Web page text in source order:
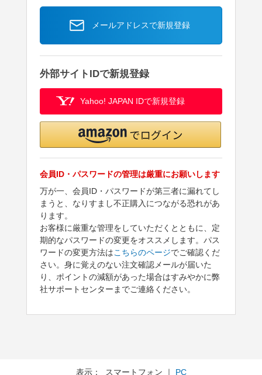
メールアドレスで新規登録
外部サイトIDで新規登録
Yahoo! JAPAN IDで新規登録
会員ID・パスワードの管理は厳重にお願いします
万が一、会員ID・パスワードが第三者に漏れてし
まうと、なりすまし不正購入につながる恐れがあ
ります。
お客様に厳重な管理をしていただくとともに、定
期的なパスワードの変更をオススメします。パス
ワードの変更方法はこちらのページでご確認くだ
さい。身に覚えのない注文確認メールが届いた
り、ポイントの減額があった場合はすみやかに弊
社サポートセンターまでご連絡ください。
表示： スマートフォン ｜ PC